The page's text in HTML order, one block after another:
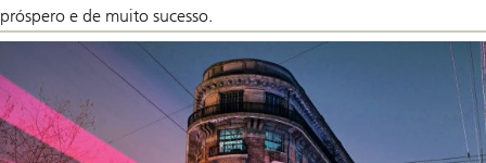
próspero e de muito sucesso.